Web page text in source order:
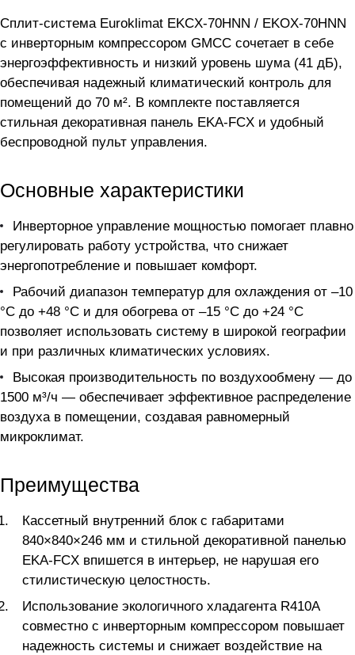
Сплит-система Euroklimat EKCX-70HNN / EKOX-70HNN
с инверторным компрессором GMCC сочетает в себе
энергоэффективность и низкий уровень шума (41 дБ),
обеспечивая надежный климатический контроль для
помещений до 70 м². В комплекте поставляется
стильная декоративная панель EKA-FCX и удобный
беспроводной пульт управления.
Основные характеристики
Инверторное управление мощностью помогает плавно
регулировать работу устройства, что снижает
энергопотребление и повышает комфорт.
Рабочий диапазон температур для охлаждения от –10
°C до +48 °C и для обогрева от –15 °C до +24 °C
позволяет использовать систему в широкой географии
и при различных климатических условиях.
Высокая производительность по воздухообмену — до
1500 м³/ч — обеспечивает эффективное распределение
воздуха в помещении, создавая равномерный
микроклимат.
Преимущества
Кассетный внутренний блок с габаритами
840×840×246 мм и стильной декоративной панелью
EKA-FCX впишется в интерьер, не нарушая его
стилистическую целостность.
Использование экологичного хладагента R410A
совместно с инверторным компрессором повышает
надежность системы и снижает воздействие на